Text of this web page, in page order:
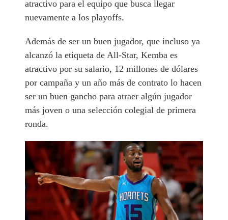
atractivo para el equipo que busca llegar
nuevamente a los playoffs.
Además de ser un buen jugador, que incluso ya
alcanzó la etiqueta de All-Star, Kemba es
atractivo por su salario, 12 millones de dólares
por campaña y un año más de contrato lo hacen
ser un buen gancho para atraer algún jugador
más joven o una selección colegial de primera
ronda.